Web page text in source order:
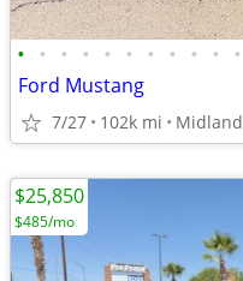
• • • • • • • • • • •
Ford Mustang
7/27 102k mi Midland
$25,850
$485/mo